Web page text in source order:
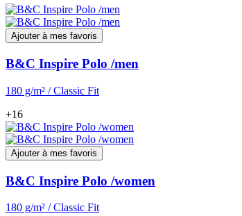
Ajouter à mes favoris
B&C Inspire Polo /men
180 g/m² / Classic Fit
+16
Ajouter à mes favoris
B&C Inspire Polo /women
180 g/m² / Classic Fit